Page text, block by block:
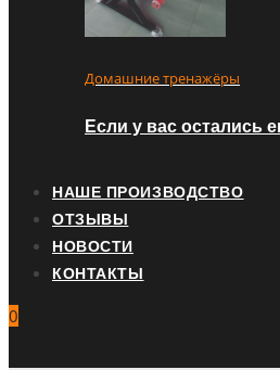
Домашние тренажёры
Если у вас остались
НАШЕ ПРОИЗВОДСТВО
ОТЗЫВЫ
НОВОСТИ
КОНТАКТЫ
0